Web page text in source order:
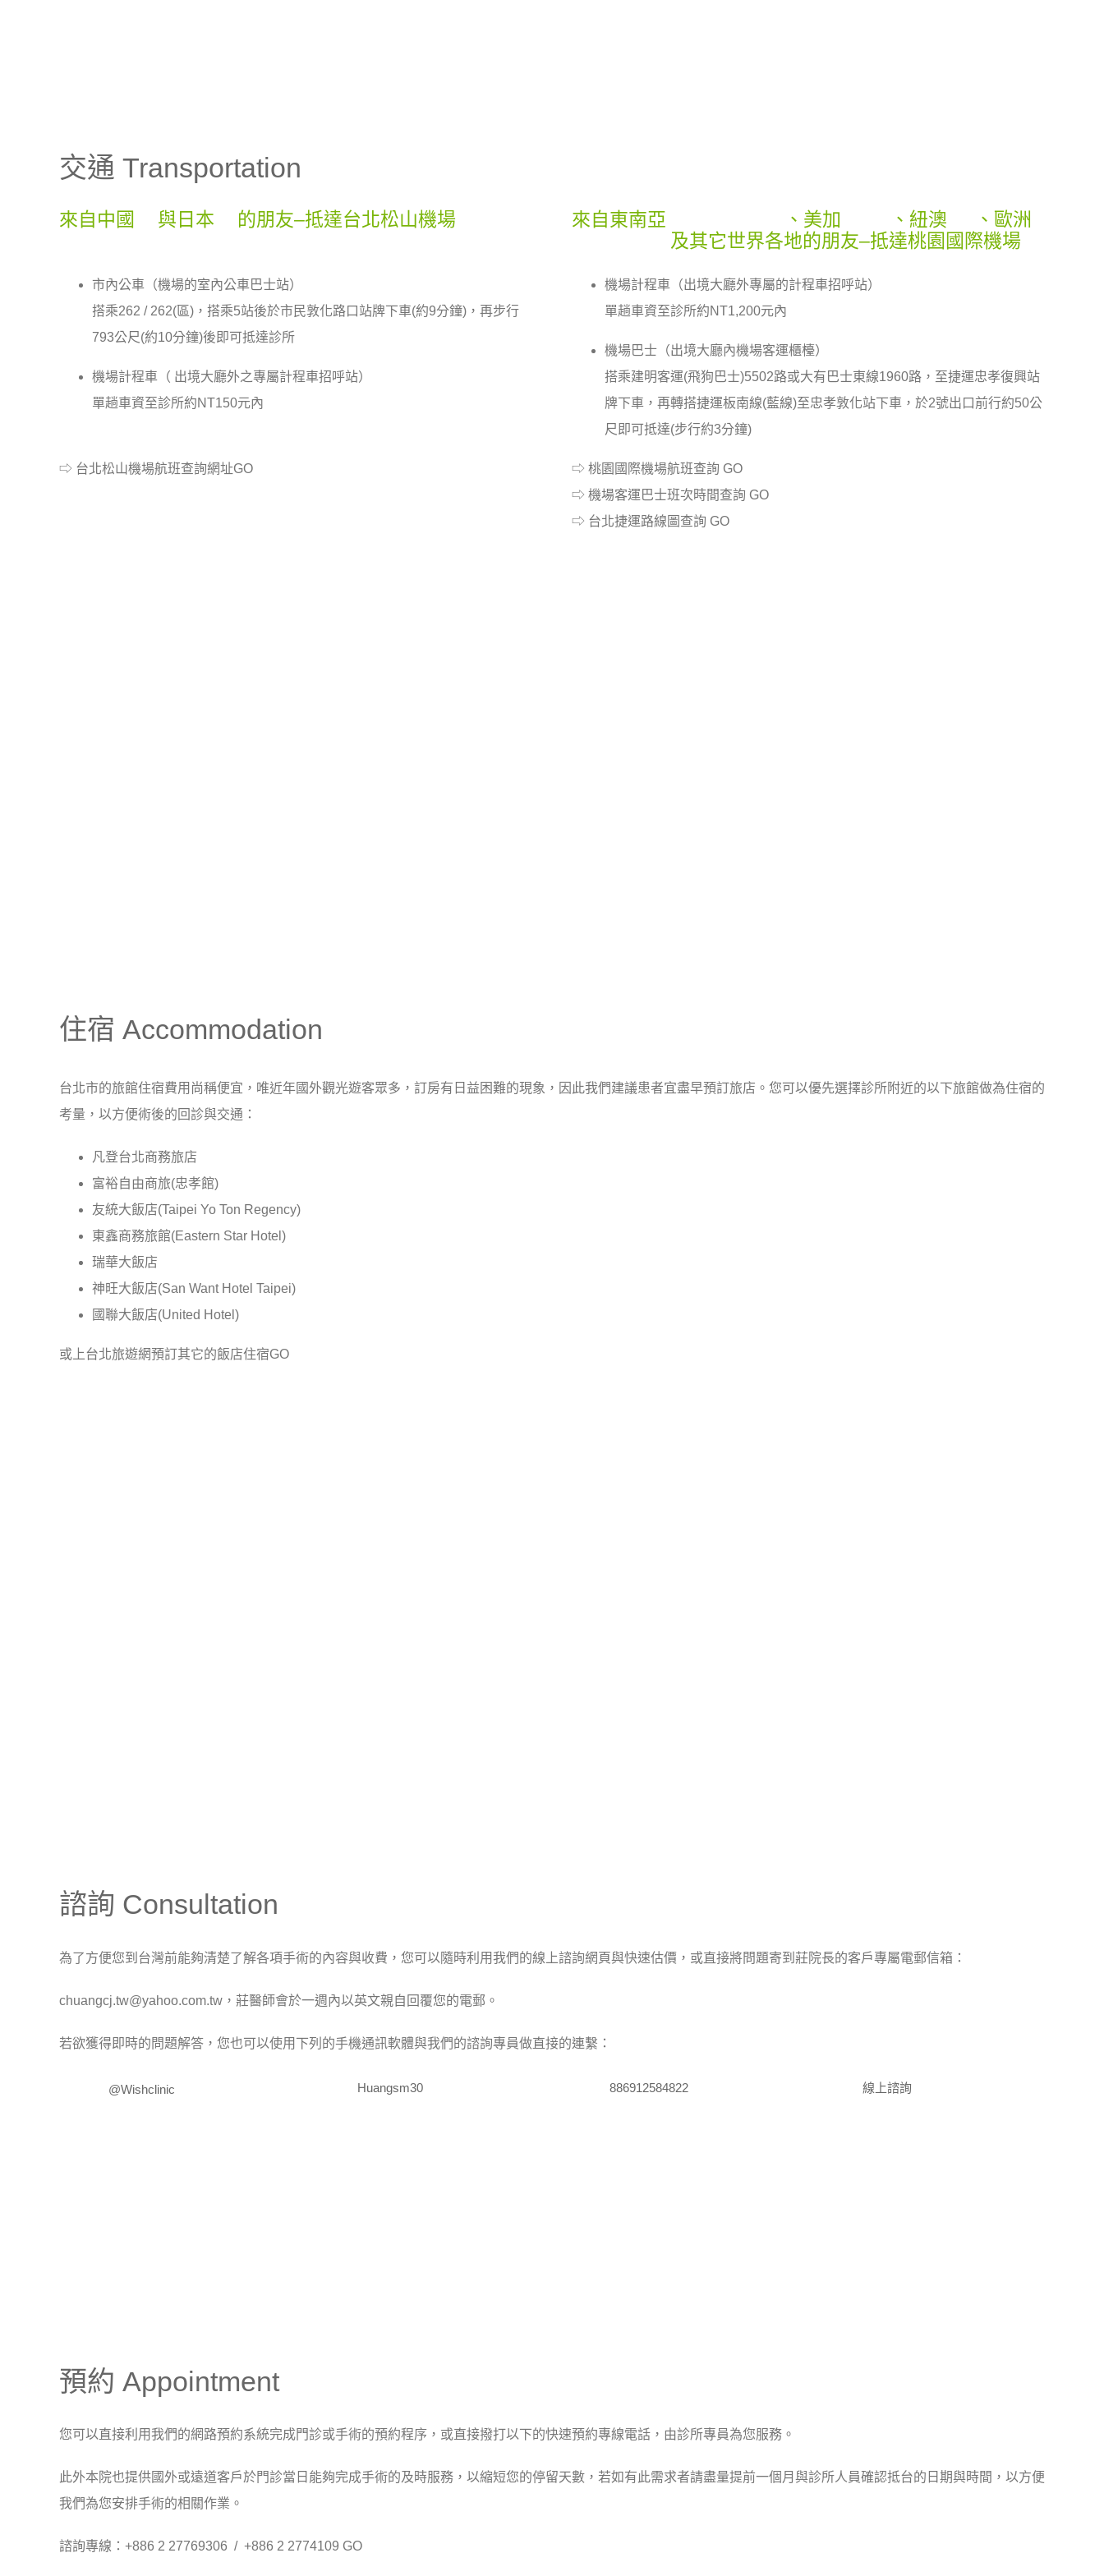
交通 Transportation
來自中國 與日本
的朋友–抵達台北松山機場
市內公車（機場的室內公車巴士站）
搭乘262 / 262(區)，搭乘5站後於市民敦化路口站牌下車(約9分鐘)，再步行
793公尺(約10分鐘)後即可抵達診所
機場計程車（ 出境大廳外之專屬計程車招呼站）
單趟車資至診所約NT150元內
⇨ 台北松山機場航班查詢網址GO
來自東南亞 、美加 、紐澳
、歐洲
及其它世界各地的朋友–抵達桃園國際機場
機場計程車（出境大廳外專屬的計程車招呼站）
單趟車資至診所約NT1,200元內
機場巴士（出境大廳內機場客運櫃檯）
搭乘建明客運(飛狗巴士)5502路或大有巴士東線1960路，至捷運忠孝復興站
牌下車，再轉搭捷運板南線(藍線)至忠孝敦化站下車，於2號出口前行約50公
尺即可抵達(步行約3分鐘)
⇨ 桃園國際機場航班查詢 GO
⇨ 機場客運巴士班次時間查詢 GO
⇨ 台北捷運路線圖查詢 GO
住宿 Accommodation
台北市的旅館住宿費用尚稱便宜，唯近年國外觀光遊客眾多，訂房有日益困難的現象，因此我們建議患者宜盡早預訂旅店。您可以優先選擇診所附近的以下旅館做為住宿的
考量，以方便術後的回診與交通：
凡登台北商務旅店
富裕自由商旅(忠孝館)
友統大飯店(Taipei Yo Ton Regency)
東鑫商務旅館(Eastern Star Hotel)
瑞華大飯店
神旺大飯店(San Want Hotel Taipei)
國聯大飯店(United Hotel)
或上台北旅遊網預訂其它的飯店住宿GO
諮詢 Consultation
為了方便您到台灣前能夠清楚了解各項手術的內容與收費，您可以隨時利用我們的線上諮詢網頁與快速估價 ，或直接將問題寄到莊院長的客戶專屬電郵信箱：
chuangcj.tw@yahoo.com.tw ，莊醫師會於一週內以英文親自回覆您的電郵。
若欲獲得即時的問題解答，您也可以使用下列的手機通訊軟體與我們的諮詢專員做直接的連繫：
@wishclinic Huangsm30 886912584822 線上諮詢
預約 Appointment
您可以直接利用我們的網路預約系統完成門診或手術的預約程序，或直接撥打以下的快速預約專線電話，由診所專員為您服務。
此外本院也提供國外或遠道客戶於門診當日能夠完成手術的及時服務，以縮短您的停留天數，若如有此需求者請盡量提前一個月與診所人員確認抵台的日期與時間，以方便
我們為您安排手術的相關作業。
諮詢專線：+886 2 27769306 / +886 2 2774109 GO